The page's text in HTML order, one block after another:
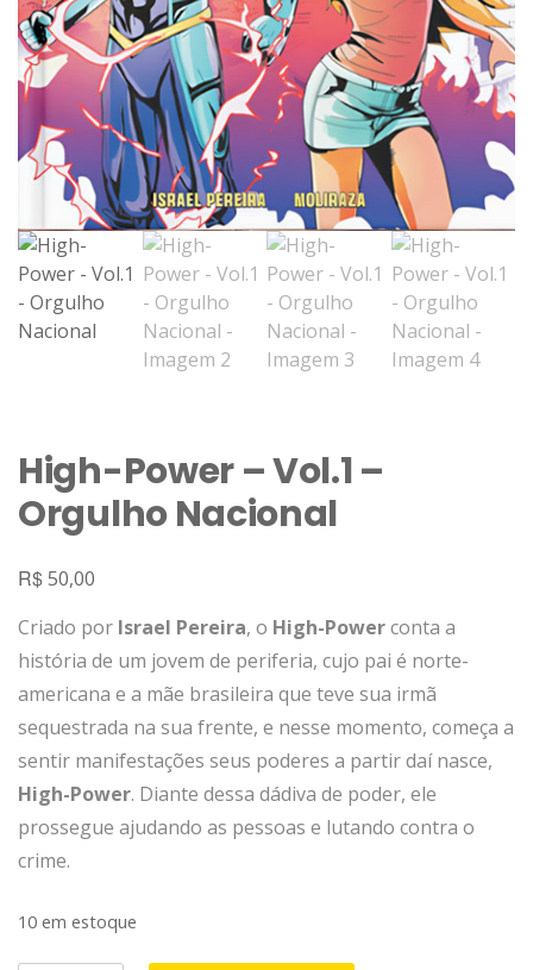
High-Power – Vol.1 –
Orgulho Nacional
R$50,00
Criado por Israel Pereira, o High-Powerconta a
história de um jovem de periferia, cujo pai é norte-
americana e a mãe brasileira que teve sua irmã
sequestrada na sua frente, e nesse momento, começa a
sentir manifestações seus poderes a partir daí nasce,
High-Power. Diante dessa dádiva de poder, ele
prossegue ajudando as pessoas e lutando contra o
crime.
10 em estoque